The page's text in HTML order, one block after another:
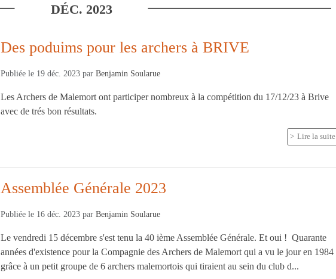
DÉC. 2023
Des poduims pour les archers à BRIVE
Publiée le 19 déc. 2023 parBenjamin Soularue
Les Archers de Malemort ont participer nombreux à la compétition du 17/12/23 à Brive
avec de trés bon résultats.
Lire la suite
Assemblée Générale 2023
Publiée le 16 déc. 2023 parBenjamin Soularue
Le vendredi 15 décembre s'est tenu la 40 ième Assemblée Générale. Et oui ! Quarante
années d'existence pour la Compagnie des Archers de Malemort qui a vu le jour en 1984
grâce à un petit groupe de 6 archers malemortois qui tiraient au sein du club d...